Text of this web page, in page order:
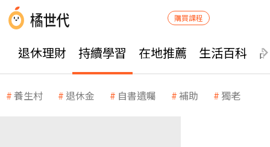
購買課程
退休理財 持續學習 在地推薦 生活百科
養生村 退休金 自書遺囑 補助 獨老